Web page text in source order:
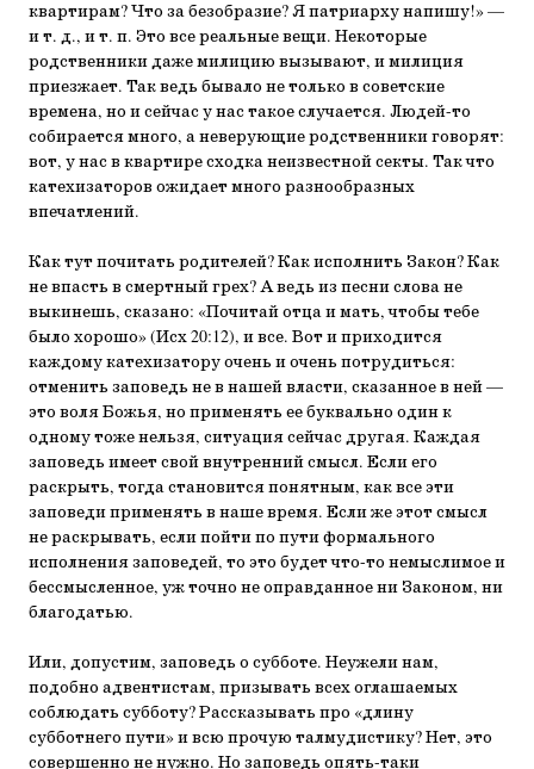
квартирам? Что за безобразие? Я патриарху напишу!» —
и т. д., и т. п. Это все реальные вещи. Некоторые
родственники даже милицию вызывают, и милиция
приезжает. Так ведь бывало не только в советские
времена, но и сейчас у нас такое случается. Людей-то
собирается много, а неверующие родственники говорят:
вот, у нас в квартире сходка неизвестной секты. Так что
катехизаторов ожидает много разнообразных
впечатлений.
Как тут почитать родителей? Как исполнить Закон? Как
не впасть в смертный грех? А ведь из песни слова не
выкинешь, сказано: «Почитай отца и мать, чтобы тебе
было хорошо» (Исх 20:12), и все. Вот и приходится
каждому катехизатору очень и очень потрудиться:
отменить заповедь не в нашей власти, сказанное в ней —
это воля Божья, но применять ее буквально один к
одному тоже нельзя, ситуация сейчас другая. Каждая
заповедь имеет свой внутренний смысл. Если его
раскрыть, тогда становится понятным, как все эти
заповеди применять в наше время. Если же этот смысл
не раскрывать, если пойти по пути формального
исполнения заповедей, то это будет что-то немыслимое и
бессмысленное, уж точно не оправданное ни Законом, ни
благодатью.
Или, допустим, заповедь о субботе. Неужели нам,
подобно адвентистам, призывать всех оглашаемых
соблюдать субботу? Рассказывать про «длину
субботнего пути» и всю прочую талмудистику? Нет, это
совершенно не нужно. Но заповедь опять-таки